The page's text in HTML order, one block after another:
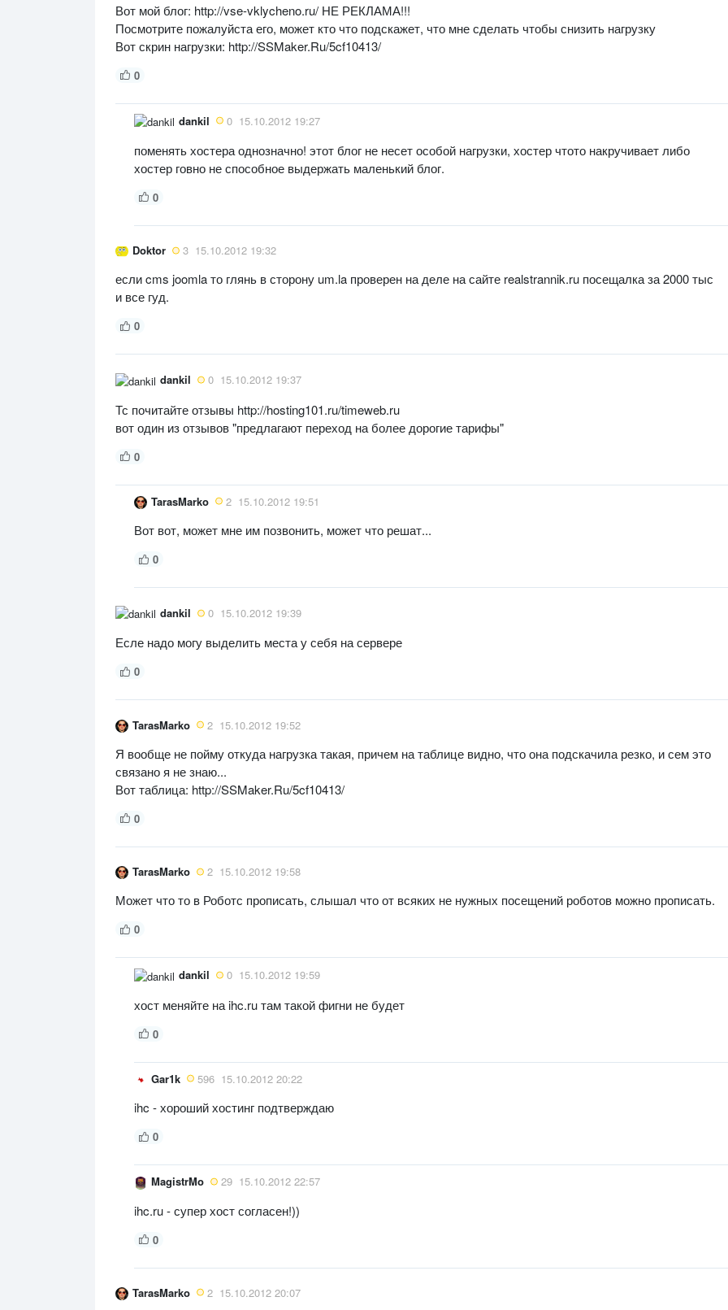
Вот мой блог: http://vse-vklycheno.ru/ НЕ РЕКЛАМА!!!
Посмотрите пожалуйста его, может кто что подскажет, что мне сделать чтобы снизить нагрузку
Вот скрин нагрузки: http://SSMaker.Ru/5cf10413/
0
dankil 0 15.10.2012 19:27
поменять хостера однозначно! этот блог не несет особой нагрузки, хостер чтото накручивает либо
хостер говно не способное выдержать маленький блог.
0
Doktor 3 15.10.2012 19:32
если cms joomla то глянь в сторону um.la проверен на деле на сайте realstrannik.ru посещалка за 2000 тыс
и все гуд.
0
dankil 0 15.10.2012 19:37
Тс почитайте отзывы http://hosting101.ru/timeweb.ru
вот один из отзывов "предлагают переход на более дорогие тарифы"
0
TarasMarko 2 15.10.2012 19:51
Вот вот, может мне им позвонить, может что решат...
0
dankil 0 15.10.2012 19:39
Есле надо могу выделить места у себя на сервере
0
TarasMarko 2 15.10.2012 19:52
Я вообще не пойму откуда нагрузка такая, причем на таблице видно, что она подскачила резко, и сем это
связано я не знаю...
Вот таблица: http://SSMaker.Ru/5cf10413/
0
TarasMarko 2 15.10.2012 19:58
Может что то в Роботс прописать, слышал что от всяких не нужных посещений роботов можно прописать.
0
dankil 0 15.10.2012 19:59
хост меняйте на ihc.ru там такой фигни не будет
0
Gar1k 596 15.10.2012 20:22
ihc - хороший хостинг подтверждаю
0
MagistrMo 29 15.10.2012 22:57
ihc.ru - супер хост согласен!))
0
TarasMarko 2 15.10.2012 20:07